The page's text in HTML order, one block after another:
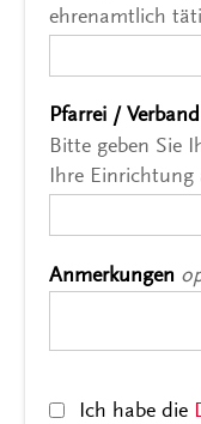
ehrenamtlich
Pfarrei /
Bitte geben Sie
Ihre Einrichtung
Anmerkungen
Ich habe die